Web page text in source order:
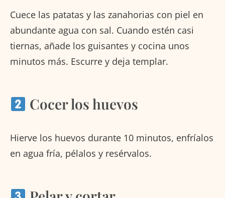
Cuece las patatas y las zanahorias con piel en
abundante agua con sal. Cuando estén casi
tiernas, añade los guisantes y cocina unos
minutos más. Escurre y deja templar.
Cocer los huevos
Hierve los huevos durante 10 minutos, enfríalos
en agua fría, pélalos y resérvalos.